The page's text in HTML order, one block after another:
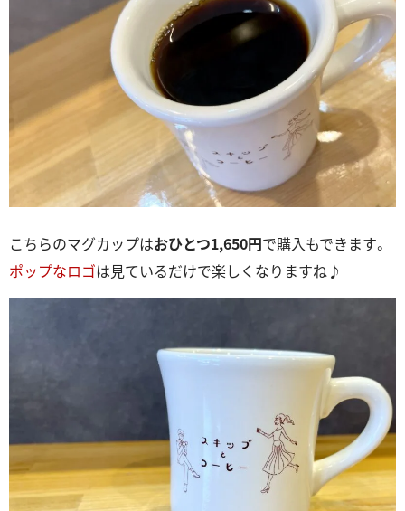
こちらのマグカップはおひとつ1,650円で購入もできます。
ポップなロゴは見ているだけで楽しくなりますね♪